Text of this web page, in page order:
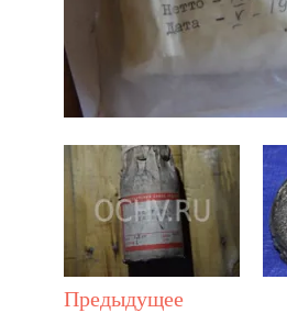
Предыдущее